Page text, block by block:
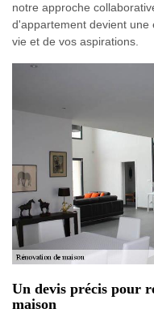
notre approche
d'appartement devient une
vie et de vos aspirations.
Un devis précis pour
maison